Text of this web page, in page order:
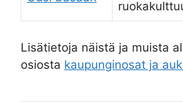
Lisätietoja näistä ja muista
osiosta kaupunginosat ja